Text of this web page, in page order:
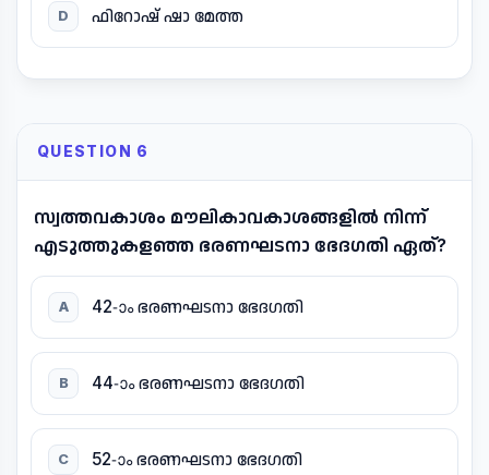
D ഫിറോഷ് ഷാ മേത്ത
QUESTION 6
സ്വത്തവകാശം മൗലികാവകാശങ്ങളിൽ നിന്ന്
എടുത്തുകളഞ്ഞ ഭരണഘടനാ ഭേദഗതി ഏത്?
A 42-ാം ഭരണഘടനാ ഭേദഗതി
B 44-ാം ഭരണഘടനാ ഭേദഗതി
C 52-ാം ഭരണഘടനാ ഭേദഗതി